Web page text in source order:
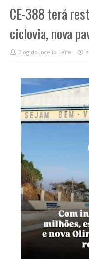
CE-388 terá
ciclovia, nova
Blog do Jocelio Leite